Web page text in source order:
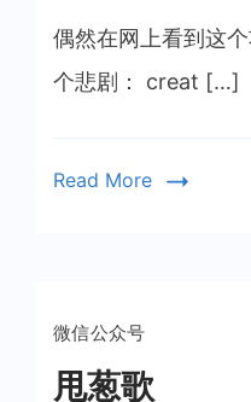
活
悲
剧
偶然在网上看到这
个悲剧： creat […]
Read More
微信公众号
甩葱歌